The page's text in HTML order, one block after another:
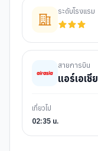
ระดับโรงแรม
สายการบิน
แอร์เอเชีย
เที่ยวไป
02:35 น.